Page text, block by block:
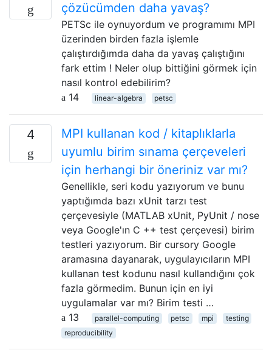
çözücümden daha yavaş?
PETSc ile oynuyordum ve programımı MPI
üzerinden birden fazla işlemle
çalıştırdığımda daha da yavaş çalıştığını
fark ettim ! Neler olup bittiğini görmek için
nasıl kontrol edebilirim?
14
linear-algebra petsc
4
MPI kullanan kod / kitaplıklarla
uyumlu birim sınama çerçeveleri
için herhangi bir öneriniz var mı?
Genellikle, seri kodu yazıyorum ve bunu
yaptığımda bazı xUnit tarzı test
çerçevesiyle (MATLAB xUnit, PyUnit / nose
veya Google'ın C ++ test çerçevesi) birim
testleri yazıyorum. Bir cursory Google
aramasına dayanarak, uygulayıcıların MPI
kullanan test kodunu nasıl kullandığını çok
fazla görmedim. Bunun için en iyi
uygulamalar var mı? Birim testi …
13
parallel-computing petsc mpi
testing
reproducibility